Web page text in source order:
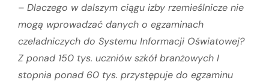
– Dlaczego w dalszym ciągu izby rzemieślnicze nie
mogą wprowadzać danych o egzaminach
czeladniczych do Systemu Informacji Oświatowej?
Z ponad 150 tys. uczniów szkół branżowych I
stopnia ponad 60 tys. przystępuje do egzaminu